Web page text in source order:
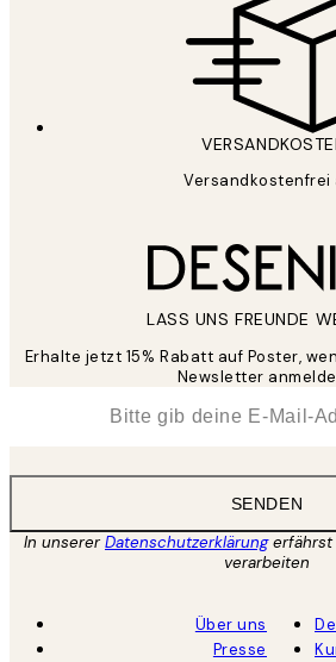
Versandkostenfrei
LASS UNS FREUNDE
Erhalte jetzt 15% Rabatt auf Poster,
Newsletter
SENDEN
In unsererDatenschutzerklärungerfährst
verarbeiten
Über uns
Presse